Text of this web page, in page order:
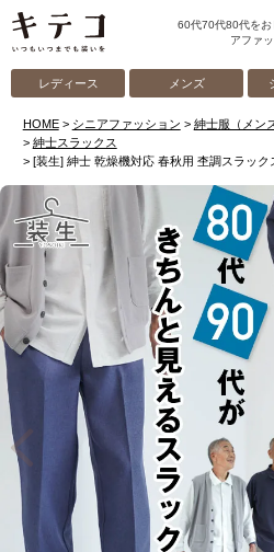
60代70代80代をお
アファ
レディース メンズ
HOME シニアファッション 紳士服（メン
紳士スラックス
[装生] 紳士 乾燥機対応 春秋用 杢調スラッ